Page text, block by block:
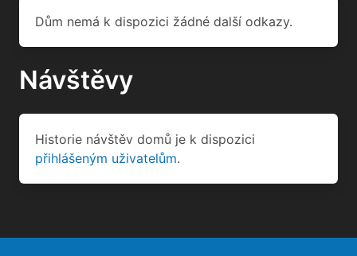
Dům nemá k dispozici žádné další odkazy.
Návštěvy
Historie návštěv domů je k dispozici
přihlášeným uživatelům.